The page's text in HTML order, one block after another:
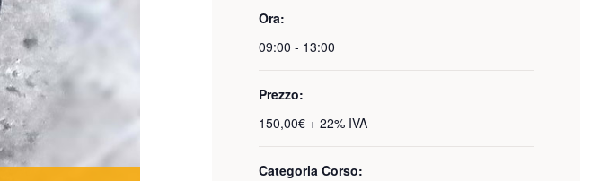
Ora:
09:00 - 13:00
Prezzo:
150,00€ + 22% IVA
Categoria Corso: